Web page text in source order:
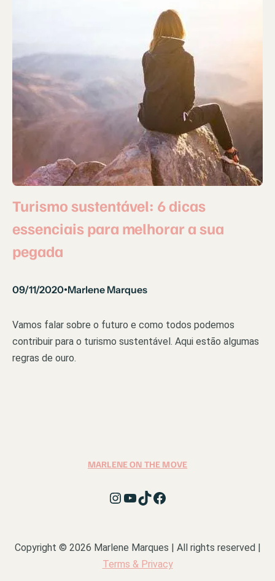
Turismo sustentável: 6 dicas
essenciais para melhorar a sua
pegada
09/11/2020•Marlene Marques
Vamos falar sobre o futuro e como todos podemos
contribuir para o turismo sustentável. Aqui estão algumas
regras de ouro.
MARLENE ON THE MOVE
InstagramYouTube TikTok Facebook
Copyright © 2026 Marlene Marques | All rights reserved |
Terms & Privacy